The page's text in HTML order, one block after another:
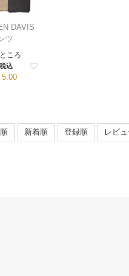
DAVIS
ツ
ころ
税込
5.00
新着順 登録順 レビ